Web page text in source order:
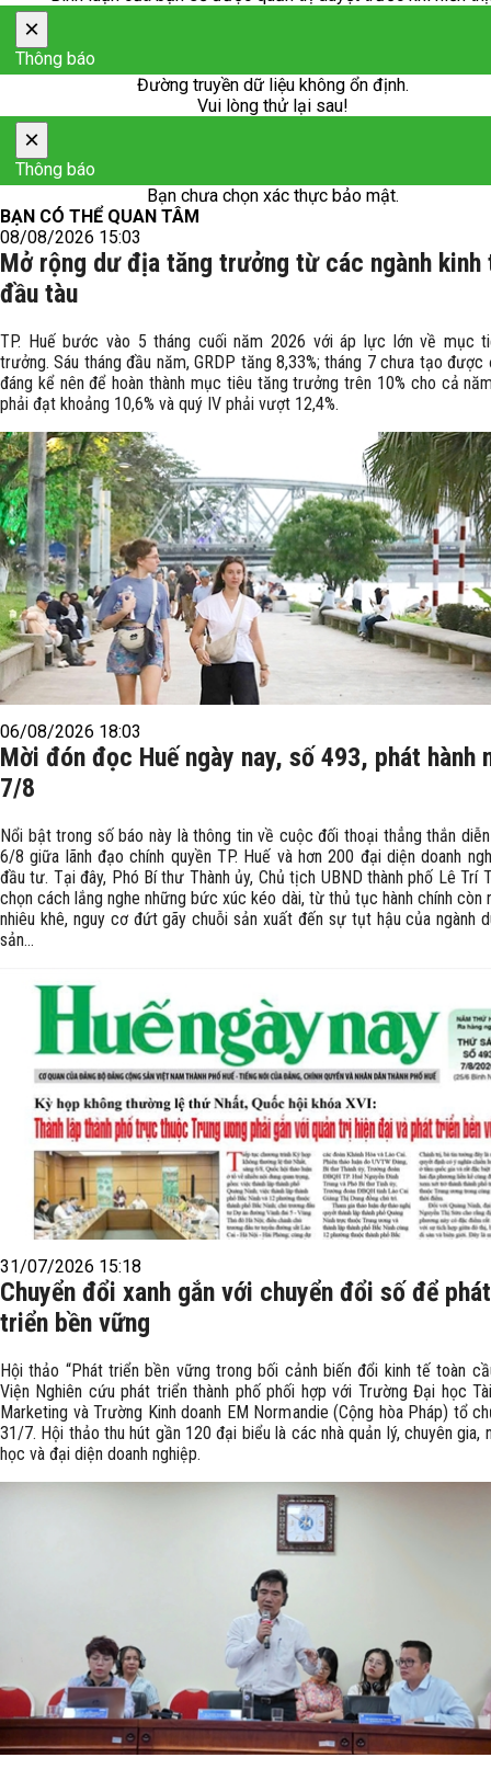
×
Thông báo
Đường truyền dữ liệu không ổn định.
Vui lòng thử lại sau!
×
Thông báo
Bạn chưa chọn xác thực bảo mật.
BẠN CÓ THỂ QUAN TÂM
08/08/2026 15:03
Mở rộng dư địa tăng trưởng từ các ngành kinh
đầu tàu
TP. Huế bước vào 5 tháng cuối năm 2026 với áp lực lớn về mục
trưởng. Sáu tháng đầu năm, GRDP tăng 8,33%; tháng 7 chưa tạo được
đáng kể nên để hoàn thành mục tiêu tăng trưởng trên 10% cho cả
phải đạt khoảng 10,6% và quý IV phải vượt 12,4%.
06/08/2026 18:03
Mời đón đọc Huế ngày nay, số 493, phát hành
7/8
Nổi bật trong số báo này là thông tin về cuộc đối thoại thẳng thắn
6/8 giữa lãnh đạo chính quyền TP. Huế và hơn 200 đại diện doanh
đầu tư. Tại đây, Phó Bí thư Thành ủy, Chủ tịch UBND thành phố Lê Trí
chọn cách lắng nghe những bức xúc kéo dài, từ thủ tục hành chính còn
nhiêu khê, nguy cơ đứt gãy chuỗi sản xuất đến sự tụt hậu của ngành
sản...
31/07/2026 15:18
Chuyển đổi xanh gắn với chuyển đổi số để phát
triển bền vững
Hội thảo “Phát triển bền vững trong bối cảnh biến đổi kinh tế toàn
Viện Nghiên cứu phát triển thành phố phối hợp với Trường Đại học
Marketing và Trường Kinh doanh EM Normandie (Cộng hòa Pháp) tổ
31/7. Hội thảo thu hút gần 120 đại biểu là các nhà quản lý, chuyên gia,
học và đại diện doanh nghiệp.